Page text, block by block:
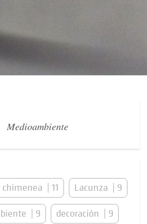
Medioambiente
chimenea 11 Lacunza 9
9 decoración 9